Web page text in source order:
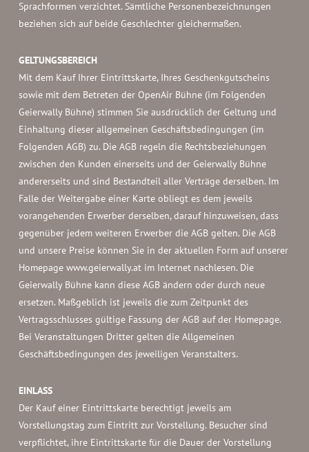
Sprachformen verzichtet. Sämtliche Personenbezeichnungen
beziehen sich auf beide Geschlechter gleichermaßen.
GELTUNGSBEREICH
Mit dem Kauf Ihrer Eintrittskarte, Ihres Geschenkgutscheins
sowie mit dem Betreten der OpenAir Bühne (im Folgenden
Geierwally Bühne) stimmen Sie ausdrücklich der Geltung und
Einhaltung dieser allgemeinen Geschäftsbedingungen (im
Folgenden AGB) zu. Die AGB regeln die Rechtsbeziehungen
zwischen den Kunden einerseits und der Geierwally Bühne
andererseits und sind Bestandteil aller Verträge derselben. Im
Falle der Weitergabe einer Karte obliegt es dem jeweils
vorangehenden Erwerber derselben, darauf hinzuweisen, dass
gegenüber jedem weiteren Erwerber die AGB gelten. Die AGB
und unsere Preise können Sie in der aktuellen Form auf unserer
Homepage www.geierwally.at im Internet nachlesen. Die
Geierwally Bühne kann diese AGB ändern oder durch neue
ersetzen. Maßgeblich ist jeweils die zum Zeitpunkt des
Vertragsschlusses gültige Fassung der AGB auf der Homepage.
Bei Veranstaltungen Dritter gelten die Allgemeinen
Geschäftsbedingungen des jeweiligen Veranstalters.
EINLASS
Der Kauf einer Eintrittskarte berechtigt jeweils am
Vorstellungstag zum Eintritt zur Vorstellung. Besucher sind
verpflichtet, ihre Eintrittskarte für die Dauer der Vorstellung